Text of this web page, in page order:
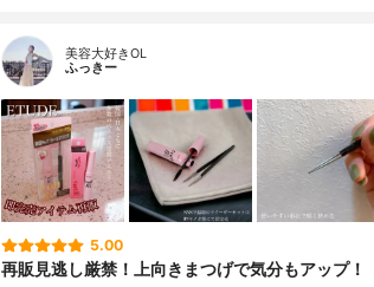
美容大好きOL
ふっきー
5.00
再販見逃し厳禁！上向きまつげで気分もアップ！